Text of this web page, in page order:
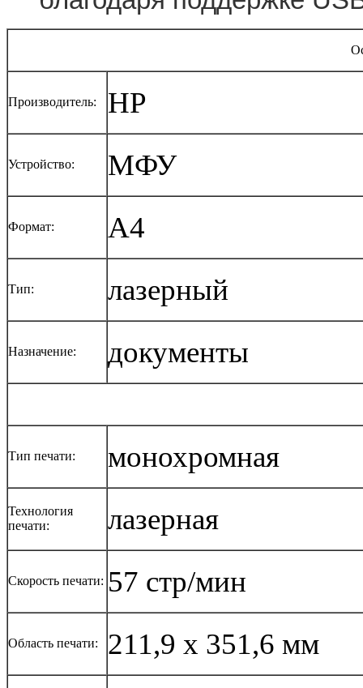
Производитель: HP
Устройство: МФУ
Формат: A4
Тип: лазерный
Назначение: документы
Тип печати: монохромная
Технология
печати:
лазерная
Скорость печати: 57 стр/мин
Область печати: 211,9 x 351,6 мм